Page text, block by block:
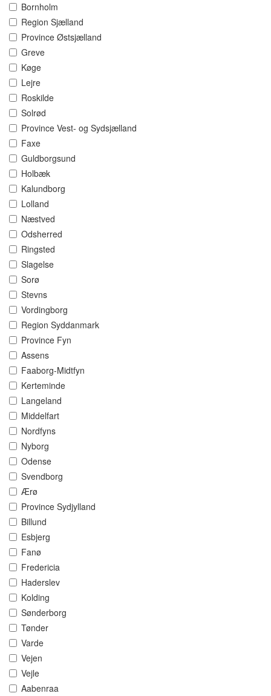
Bornholm
Region Sjælland
Province Østsjælland
Greve
Køge
Lejre
Roskilde
Solrød
Province Vest- og Sydsjælland
Faxe
Guldborgsund
Holbæk
Kalundborg
Lolland
Næstved
Odsherred
Ringsted
Slagelse
Sorø
Stevns
Vordingborg
Region Syddanmark
Province Fyn
Assens
Faaborg-Midtfyn
Kerteminde
Langeland
Middelfart
Nordfyns
Nyborg
Odense
Svendborg
Ærø
Province Sydjylland
Billund
Esbjerg
Fanø
Fredericia
Haderslev
Kolding
Sønderborg
Tønder
Varde
Vejen
Vejle
Aabenraa